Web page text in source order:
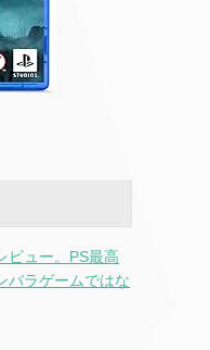
ビュー。PS最高
バラゲームではな